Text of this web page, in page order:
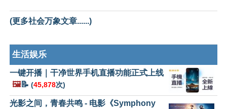
(更多社会万象文章......)
生活娱乐
一键开播｜干净世界手机直播功能正式上线
🖼️📝 (45,878次)
光影之间，青春共鸣 - 电影《Symphony